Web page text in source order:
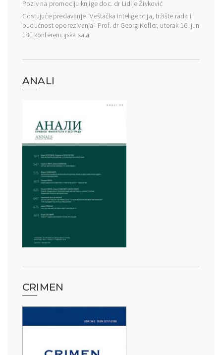
Poziv na promociju knjige doc. dr Lidije Živković
Gostujuće predavanje “Veštačka inteligencija, tržište rada i
budućnost oporezivanja” Prof. dr Georg Kofler, utorak 16. jun
18č konferencijska sala
ANALI
CRIMEN